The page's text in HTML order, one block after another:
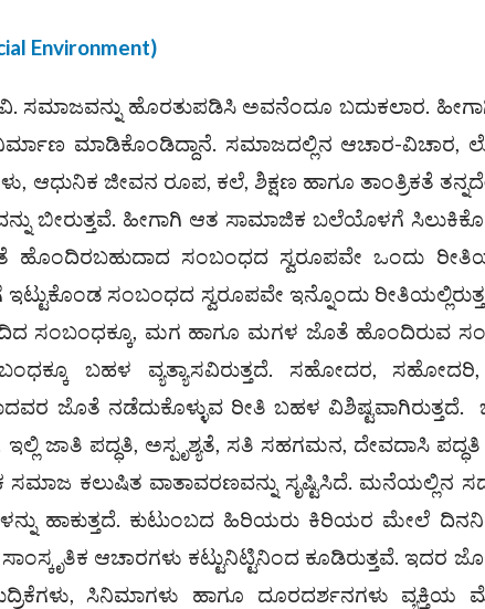
Environment)
ಸಮಾಜವನ್ನು ಹೊರತುಪಡಿಸಿ ಅವನೆಂದೂ ಬದುಕಲಾರ.
ನಿರ್ಮಾಣ ಮಾಡಿಕೊಂಡಿದ್ದಾನೆ. ಸಮಾಜದಲ್ಲಿನ ಆಚಾರ-ವಿಚಾರ,
ಆಧುನಿಕ ಜೀವನ ರೂಪ, ಕಲೆ, ಶಿಕ್ಷಣ ಹಾಗೂ ತಾಂತ್ರಿಕತೆ
ಬೀರುತ್ತವೆ. ಹೀಗಾಗಿ ಆತ ಸಾಮಾಜಿಕ ಬಲೆಯೊಳಗೆ
ಹೊಂದಿರಬಹುದಾದ ಸಂಬಂಧದ ಸ್ವರೂಪವೇ ಒಂದು
ಇಟ್ಟುಕೊಂಡ ಸಂಬಂಧದ ಸ್ವರೂಪವೇ ಇನ್ನೊಂದು
ಸಂಬಂಧಕ್ಕೂ, ಮಗ ಹಾಗೂ ಮಗಳ ಜೊತೆ ಹೊಂದಿರುವ
ಬಹಳ ವ್ಯತ್ಯಾಸವಿರುತ್ತದೆ. ಸಹೋದರ, ಸಹೋದರಿ,
ಜೊತೆ ನಡೆದುಕೊಳ್ಳುವ ರೀತಿ ಬಹಳ
ಜಾತಿ ಪದ್ಧತಿ, ಅಸ್ಪೃಶ್ಯತೆ, ಸತಿ ಸಹಗಮನ, ದೇವದಾಸಿ
ಸಮಾಜ ಕಲುಷಿತ ವಾತಾವರಣವನ್ನು ಸೃಷ್ಟಿಸಿದೆ. ಮನೆಯಲ್ಲಿನ
ಹಾಕುತ್ತದೆ. ಕುಟುಂಬದ ಹಿರಿಯರು ಕಿರಿಯರ ಮೇಲೆ ದಿನನಿತ್ಯ
ಆಚಾರಗಳು ಕಟ್ಟುನಿಟ್ಟಿನಿಂದ ಕೂಡಿರುತ್ತವೆ. ಇದರ
ಸಿನಿಮಾಗಳು ಹಾಗೂ ದೂರದರ್ಶನಗಳು ವ್ಯಕ್ತಿಯ